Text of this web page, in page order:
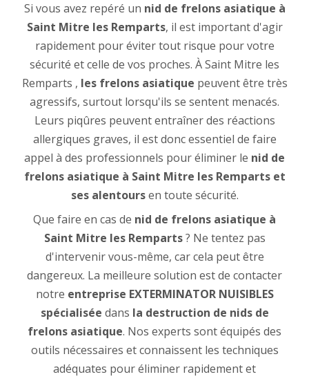
Si vous avez repéré un nid de frelons asiatique à
Saint Mitre les Remparts, il est important d'agir
rapidement pour éviter tout risque pour votre
sécurité et celle de vos proches. À Saint Mitre les
Remparts , les frelons asiatique peuvent être très
agressifs, surtout lorsqu'ils se sentent menacés.
Leurs piqûres peuvent entraîner des réactions
allergiques graves, il est donc essentiel de faire
appel à des professionnels pour éliminer le nid de
frelons asiatique à Saint Mitre les Remparts et
ses alentoursen toute sécurité.
Que faire en cas de nid de frelons asiatique à
Saint Mitre les Remparts? Ne tentez pas
d'intervenir vous-même, car cela peut être
dangereux. La meilleure solution est de contacter
notre entreprise EXTERMINATOR NUISIBLES
spécialisée dans la destruction de nids de
frelons asiatique. Nos experts sont équipés des
outils nécessaires et connaissent les techniques
adéquates pour éliminer rapidement et